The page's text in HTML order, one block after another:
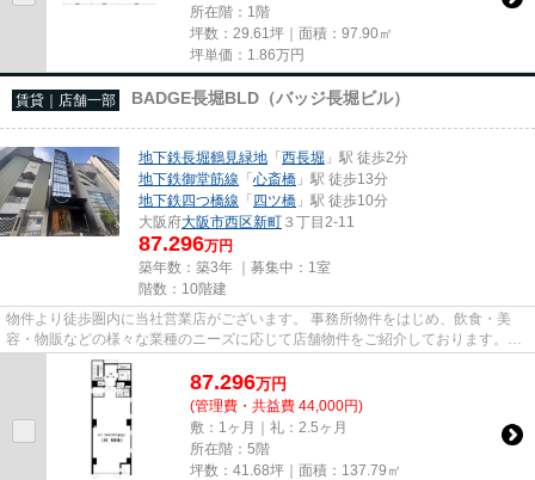
所在階：1階
坪数：29.61坪｜面積：97.90㎡
坪単価： 1.86万円
賃貸｜店舗一部 BADGE長堀BLD（バッジ長堀ビル）
地下鉄長堀鶴見緑地 「西長堀 」駅 徒歩2分
地下鉄御堂筋線 「心斎橋 」駅 徒歩13分
地下鉄四つ橋線 「四ツ橋 」駅 徒歩10分
大阪府大阪市西区新町 ３丁目2-11
87.296万円
築年数：築3年 ｜募集中： 1室
階数：10階建
物件より徒歩圏内に当社営業店がございます。 事務所物件をはじめ、飲食・美
容・物販などの様々な業種のニーズに応じて店舗物件をご紹介しております。
尚、弊社ではおとり広告は一切...
87.296万円
(管理費・共益費 44,000円)
敷：1ヶ月｜礼：2.5ヶ月
所在階：5階
坪数：41.68坪｜面積：137.79㎡